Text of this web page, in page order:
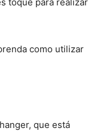
como utilizar
que está